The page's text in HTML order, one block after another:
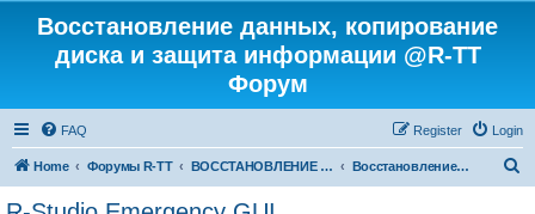
Восстановление данных, копирование
диска и защита информации @R-TT
Форум
FAQ Login
Register
Home Форумы R-TT ВОССТАНОВЛЕНИЕ ДАННЫХ И УДАЛЕННЫХ ФАЙЛОВ Восстановление данных